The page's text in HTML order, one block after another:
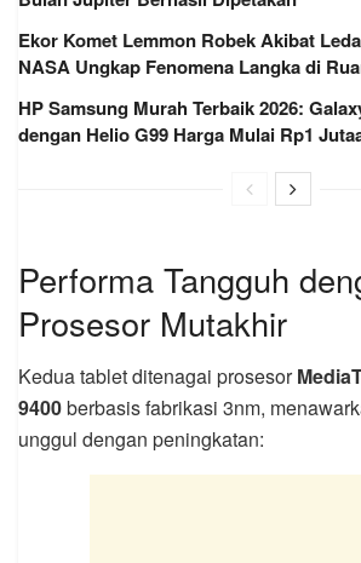
Ekor Komet Lemmon Robek Akibat
NASA Ungkap Fenomena Langka di
HP Samsung Murah Terbaik 2026:
dengan Helio G99 Harga Mulai Rp1
Performa Tangguh
Prosesor Mutakhir
Kedua tablet ditenagai prosesor
9400berbasis fabrikasi 3nm,
unggul dengan peningkatan: